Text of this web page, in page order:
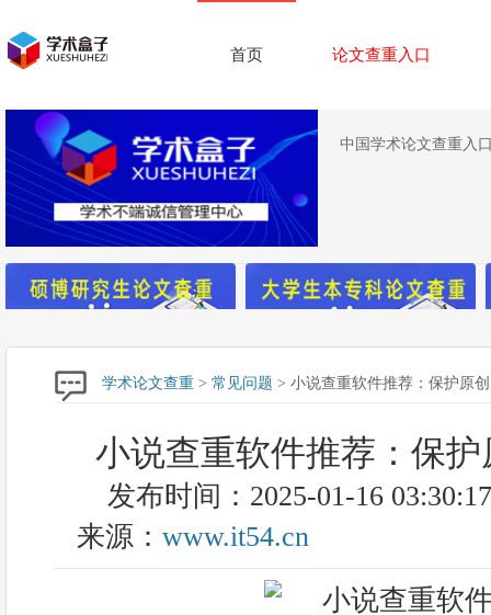
首页 论文查重入口
中国学术论文查重入
学术论文查重 > 常见问题 > 小说查重软件推荐：保护原
小说查重软件推荐：保
发布时间：2025-01-16 03:30:17
来源： www.it54.cn